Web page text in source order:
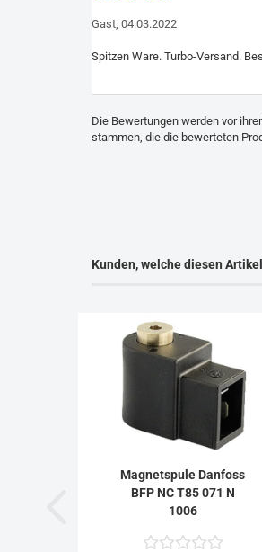
Gast, 04.03.2022
Die Bewertungen werden vor
stammen, die die bewerteten
Kunden, welche diesen
Magnetspule Danfoss
BFP NC T85 071 N
1006